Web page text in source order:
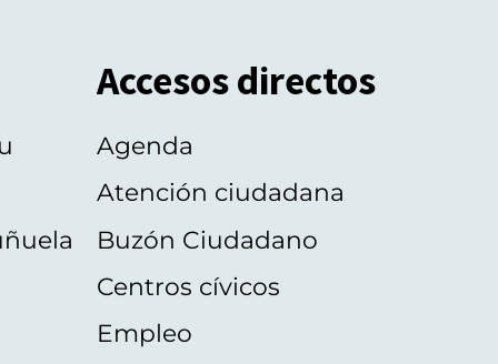
Accesos directos
Agenda
Atención ciudadana
Buzón Ciudadano
Centros cívicos
Empleo